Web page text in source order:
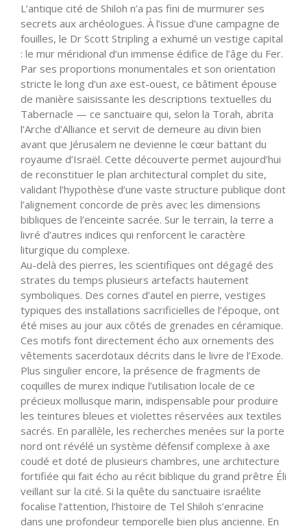
L’antique cité de Shiloh n’a pas fini de murmurer ses
secrets aux archéologues. À l’issue d’une campagne de
fouilles, le Dr Scott Stripling a exhumé un vestige capital
: le mur méridional d’un immense édifice de l’âge du Fer.
Par ses proportions monumentales et son orientation
stricte le long d’un axe est-ouest, ce bâtiment épouse
de manière saisissante les descriptions textuelles du
Tabernacle — ce sanctuaire qui, selon la Torah, abrita
l’Arche d’Alliance et servit de demeure au divin bien
avant que Jérusalem ne devienne le cœur battant du
royaume d’Israël. Cette découverte permet aujourd’hui
de reconstituer le plan architectural complet du site,
validant l’hypothèse d’une vaste structure publique dont
l’alignement concorde de près avec les dimensions
bibliques de l’enceinte sacrée. Sur le terrain, la terre a
livré d’autres indices qui renforcent le caractère
liturgique du complexe.
Au-delà des pierres, les scientifiques ont dégagé des
strates du temps plusieurs artefacts hautement
symboliques. Des cornes d’autel en pierre, vestiges
typiques des installations sacrificielles de l’époque, ont
été mises au jour aux côtés de grenades en céramique.
Ces motifs font directement écho aux ornements des
vêtements sacerdotaux décrits dans le livre de l’Exode.
Plus singulier encore, la présence de fragments de
coquilles de murex indique l’utilisation locale de ce
précieux mollusque marin, indispensable pour produire
les teintures bleues et violettes réservées aux textiles
sacrés. En parallèle, les recherches menées sur la porte
nord ont révélé un système défensif complexe à axe
coudé et doté de plusieurs chambres, une architecture
fortifiée qui fait écho au récit biblique du grand prêtre Éli
veillant sur la cité. Si la quête du sanctuaire israélite
focalise l’attention, l’histoire de Tel Shiloh s’enracine
dans une profondeur temporelle bien plus ancienne. En